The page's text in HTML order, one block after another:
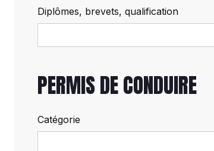
Diplômes, brevets, qualification
PERMIS DE CONDUIRE
Catégorie